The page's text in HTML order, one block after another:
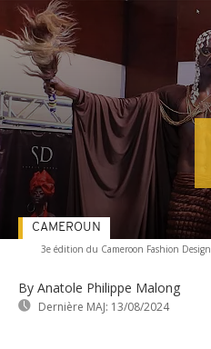
3e édition du Cameroon Fashion Design
By Anatole Philippe Malong
Dernière MAJ: 13/08/2024
CAMEROUN